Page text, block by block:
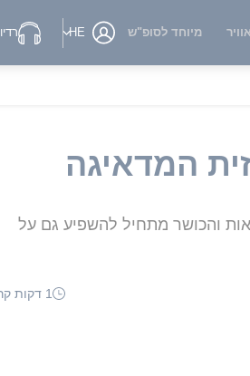
מיוחד לסופ"ש HE רדיו
המדאיגה
והכושר מתחיל להשפיע גם על
1 דקות קריאה